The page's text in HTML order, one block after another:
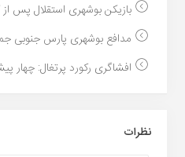
بازیکن بوشهری استقلال پس
مدافع بوشهری پارس جنوبی
افشاگری رکورد پرتغال: چهار
نظرات